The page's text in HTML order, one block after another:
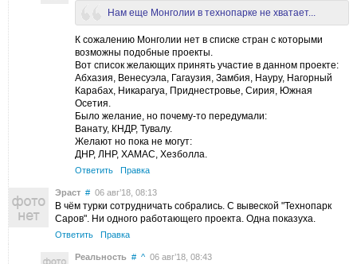
Нам еще Монголии в технопарке не хватает...
К сожалению Монголии нет в списке стран с которыми
возможны подобные проекты.
Вот список желающих принять участие в данном проекте:
Абхазия, Венесуэла, Гагаузия, Замбия, Науру, Нагорный
Карабах, Никарагуа, Приднестровье, Сирия, Южная
Осетия.
Было желание, но почему-то передумали:
Ванату, КНДР, Тувалу.
Желают но пока не могут:
ДНР, ЛНР, ХАМАС, Хезболла.
Ответить Правка
Эраст # 06 авг’18, 08:13
В чём турки сотрудничать собрались. С вывеской "Технопарк
Саров". Ни одного работающего проекта. Одна показуха.
Ответить Правка
Реальность # ^ 06 авг’18, 08:43